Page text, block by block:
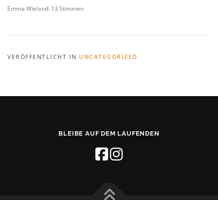
Emma Wieland: 13 Stimmen
VERÖFFENTLICHT IN UNCATEGORIZED
BLEIBE AUF DEM LAUFENDEN